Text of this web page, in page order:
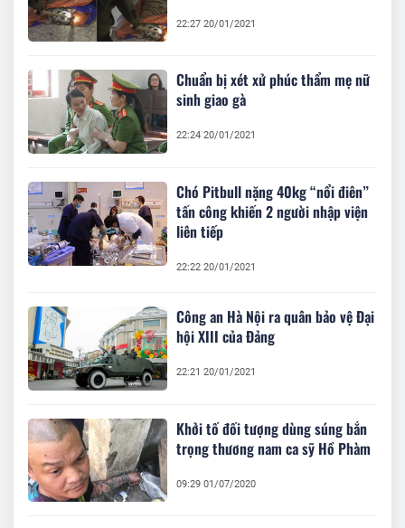
22:27 20/01/2021
Chuẩn bị xét xử phúc thẩm mẹ nữ
sinh giao gà
22:24 20/01/2021
Chó Pitbull nặng 40kg “nổi điên”
tấn công khiến 2 người nhập viện
liên tiếp
22:22 20/01/2021
Công an Hà Nội ra quân bảo vệ Đại
hội XIII của Đảng
22:21 20/01/2021
Khởi tố đối tượng dùng súng bắn
trọng thương nam ca sỹ Hồ Phàm
09:29 01/07/2020